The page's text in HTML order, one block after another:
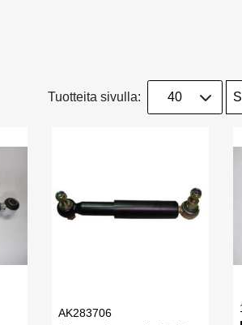
Tuotteita sivulla:
AK283706